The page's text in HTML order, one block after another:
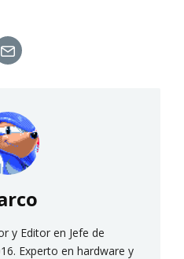
y Editor en Jefe de
Experto en hardware y